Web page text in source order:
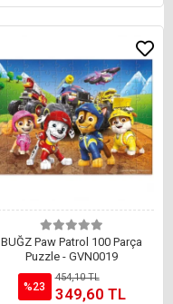
BUĞZ Paw Patrol 100 Parça
Puzzle - GVN0019
%23
454,10 TL
349,60 TL